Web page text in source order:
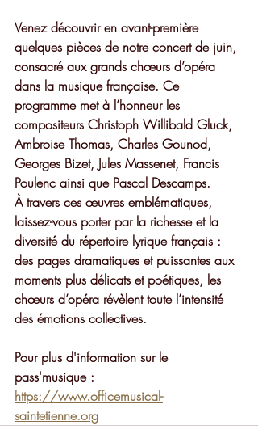
Venez découvrir en avant-première
quelques pièces de notre concert de juin,
consacré aux grands chœurs d’opéra
dans la musique française. Ce
programme met à l’honneur les
compositeurs Christoph Willibald Gluck,
Ambroise Thomas, Charles Gounod,
Georges Bizet, Jules Massenet, Francis
Poulenc ainsi que Pascal Descamps.
À travers ces œuvres emblématiques,
laissez-vous porter par la richesse et la
diversité du répertoire lyrique français :
des pages dramatiques et puissantes aux
moments plus délicats et poétiques, les
chœurs d’opéra révèlent toute l’intensité
des émotions collectives.
Pour plus d'information sur le
pass'musique :
https://www.officemusical-
saintetienne.org